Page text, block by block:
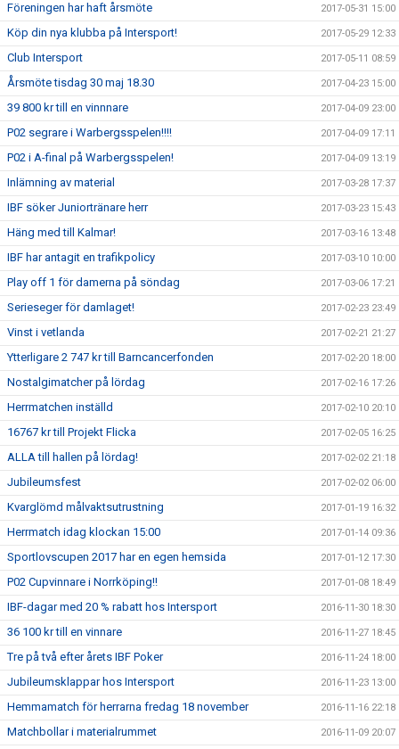
Föreningen har haft årsmöte 2017-05-31 15:00
Köp din nya klubba på Intersport! 2017-05-29 12:33
Club Intersport 2017-05-11 08:59
Årsmöte tisdag 30 maj 18.30 2017-04-23 15:00
39 800 kr till en vinnnare 2017-04-09 23:00
P02 segrare i Warbergsspelen!!!! 2017-04-09 17:11
P02 i A-final på Warbergsspelen! 2017-04-09 13:19
Inlämning av material 2017-03-28 17:37
IBF söker Juniortränare herr 2017-03-23 15:43
Häng med till Kalmar! 2017-03-16 13:48
IBF har antagit en trafikpolicy 2017-03-10 10:00
Play off 1 för damerna på söndag 2017-03-06 17:21
Serieseger för damlaget! 2017-02-23 23:49
Vinst i vetlanda 2017-02-21 21:27
Ytterligare 2 747 kr till Barncancerfonden 2017-02-20 18:00
Nostalgimatcher på lördag 2017-02-16 17:26
Herrmatchen inställd 2017-02-10 20:10
16767 kr till Projekt Flicka 2017-02-05 16:25
ALLA till hallen på lördag! 2017-02-02 21:18
Jubileumsfest 2017-02-02 06:00
Kvarglömd målvaktsutrustning 2017-01-19 16:32
Herrmatch idag klockan 15:00 2017-01-14 09:36
Sportlovscupen 2017 har en egen hemsida 2017-01-12 17:30
P02 Cupvinnare i Norrköping!! 2017-01-08 18:49
IBF-dagar med 20 % rabatt hos Intersport 2016-11-30 18:30
36 100 kr till en vinnare 2016-11-27 18:45
Tre på två efter årets IBF Poker 2016-11-24 18:00
Jubileumsklappar hos Intersport 2016-11-23 13:00
Hemmamatch för herrarna fredag 18 november 2016-11-16 22:18
Matchbollar i materialrummet 2016-11-09 20:07